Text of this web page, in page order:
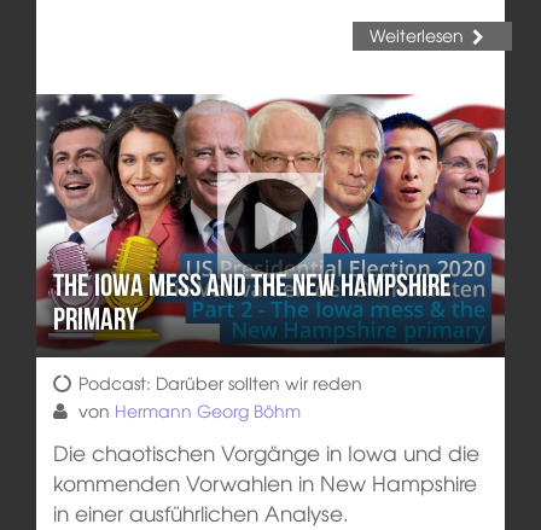
Weiterlesen
The Iowa mess and the New Hampshire
primary
Podcast: Darüber sollten wir reden
von Hermann Georg Böhm
Die chaotischen Vorgänge in Iowa und die
kommenden Vorwahlen in New Hampshire
in einer ausführlichen Analyse.